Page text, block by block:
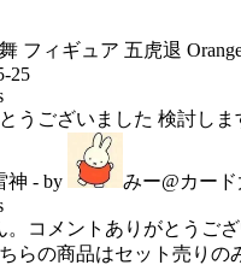
フィギュア 五虎退
25
うございました 検討しま
神 - by みー@カー
。コメントありがとうご
らの商品はセット売りの